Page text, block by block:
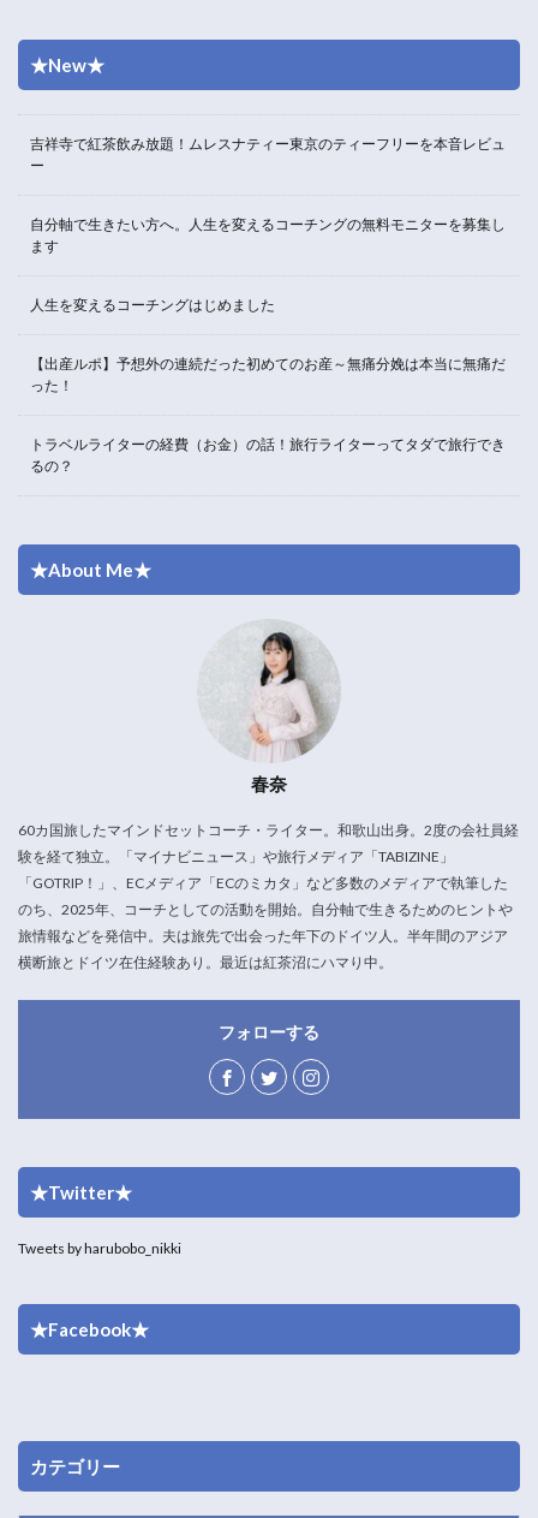
★New★
吉祥寺で紅茶飲み放題！ムレスナティー東京のティーフリーを本音レビュ
ー
自分軸で生きたい方へ。人生を変えるコーチングの無料モニターを募集し
ます
人生を変えるコーチングはじめました
【出産ルポ】予想外の連続だった初めてのお産～無痛分娩は本当に無痛だ
った！
トラベルライターの経費（お金）の話！旅行ライターってタダで旅行でき
るの？
★About Me★
春奈
60カ国旅したマインドセットコーチ・ライター。和歌山出身。2度の会社員経
験を経て独立。「マイナビニュース」や旅行メディア「TABIZINE」
「GOTRIP！」、ECメディア「ECのミカタ」など多数のメディアで執筆した
のち、2025年、コーチとしての活動を開始。自分軸で生きるためのヒントや
旅情報などを発信中。夫は旅先で出会った年下のドイツ人。半年間のアジア
横断旅とドイツ在住経験あり。最近は紅茶沼にハマり中。
フォローする
★Twitter★
Tweets by harubobo_nikki
★Facebook★
カテゴリー